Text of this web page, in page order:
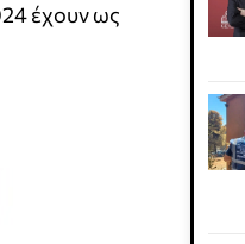
έχουν ως